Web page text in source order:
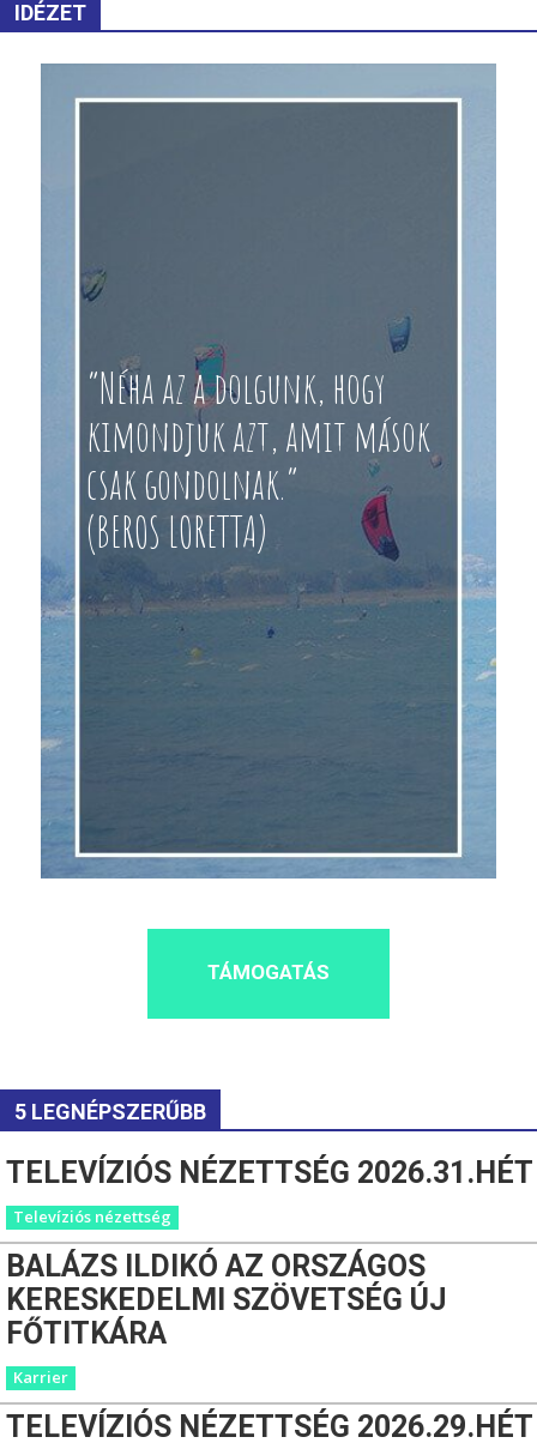
IDÉZET
“Néha az a dolgunk, hogy
kimondjuk azt, amit mások
csak gondolnak.”
(BEROS LORETTA)
TÁMOGATÁS
5 LEGNÉPSZERŰBB
TELEVÍZIÓS NÉZETTSÉG 2026.31.HÉT
Televíziós nézettség
BALÁZS ILDIKÓ AZ ORSZÁGOS
KERESKEDELMI SZÖVETSÉG ÚJ
FŐTITKÁRA
Karrier
TELEVÍZIÓS NÉZETTSÉG 2026.29.HÉT